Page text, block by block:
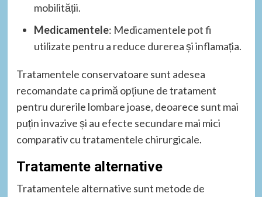
mobilității.
Medicamentele: Medicamentele pot fi
utilizate pentru a reduce durerea și inflamația.
Tratamentele conservatoare sunt adesea
recomandate ca primă opțiune de tratament
pentru durerile lombare joase, deoarece sunt mai
puțin invazive și au efecte secundare mai mici
comparativ cu tratamentele chirurgicale.
Tratamente alternative
Tratamentele alternative sunt metode de